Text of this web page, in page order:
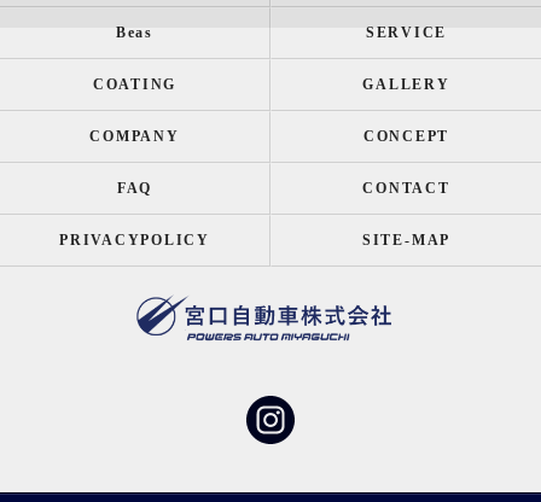
Beas SERVICE
COATING GALLERY
COMPANY CONCEPT
FAQ CONTACT
PRIVACYPOLICY SITE-MAP